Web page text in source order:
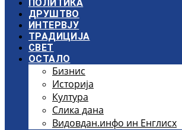
ПОЛИТИКА
ДРУШТВО
ИНТЕРВЈУ
ТРАДИЦИЈА
СВЕТ
ОСТАЛО
Бизнис
Историја
Култура
Слика дана
Видовдан.инфо ин Енглисх